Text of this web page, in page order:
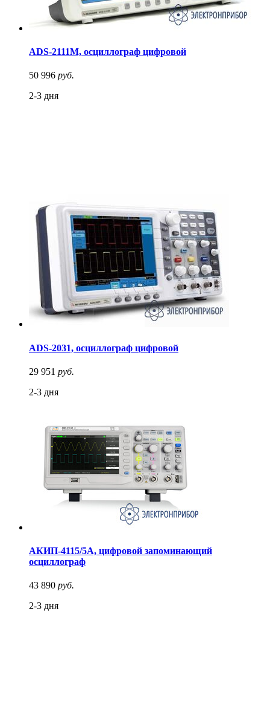
ADS-2111M, осциллограф цифровой
50 996 руб.
2-3 дня
ADS-2031, осциллограф цифровой
29 951 руб.
2-3 дня
АКИП-4115/5А, цифровой запоминающий
осциллограф
43 890 руб.
2-3 дня